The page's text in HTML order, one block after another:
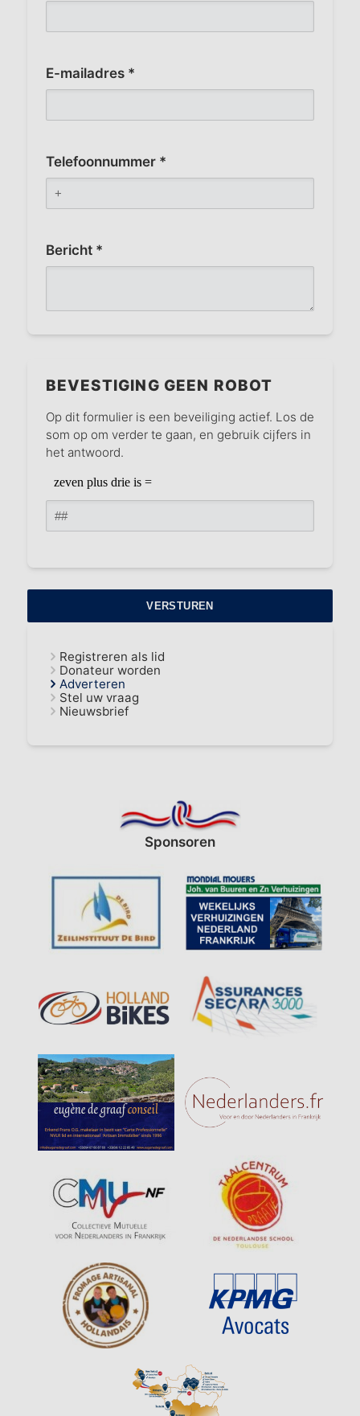
E-mailadres *
Telefoonnummer *
Bericht *
BEVESTIGING GEEN ROBOT
Op dit formulier is een beveiliging actief. Los de
som op om verder te gaan, en gebruik cijfers in
het antwoord.
Registreren als lid
Donateur worden
Adverteren
Stel uw vraag
Nieuwsbrief
Sponsoren